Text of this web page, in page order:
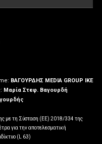
ΒΑΓΟΥΡΔΗΣ MEDIA GROUP IKE
Μαρία Στεφ. Βαγουρδή
με τη Σύσταση (ΕΕ) 2018/334 της
για την αποτελεσματική
(L 63)